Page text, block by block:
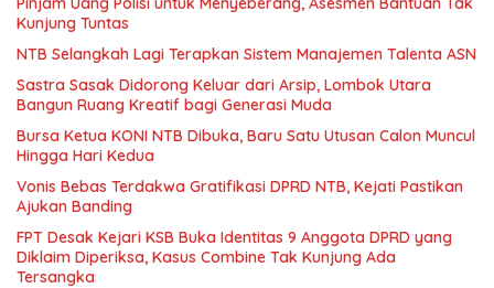
Kunjung Tuntas
NTB Selangkah Lagi Terapkan Sistem Manajemen Talenta ASN
Sastra Sasak Didorong Keluar dari Arsip, Lombok Utara
Bangun Ruang Kreatif bagi Generasi Muda
Bursa Ketua KONI NTB Dibuka, Baru Satu Utusan Calon Muncul
Hingga Hari Kedua
Vonis Bebas Terdakwa Gratifikasi DPRD NTB, Kejati Pastikan
Ajukan Banding
FPT Desak Kejari KSB Buka Identitas 9 Anggota DPRD yang
Diklaim Diperiksa, Kasus Combine Tak Kunjung Ada
Tersangka